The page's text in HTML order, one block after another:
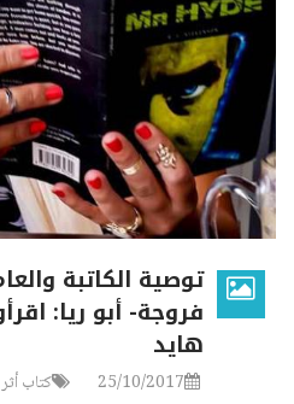
توصية الكاتبة
فروجة- أبو ريا:
هايد
25/10/2017 كتاب